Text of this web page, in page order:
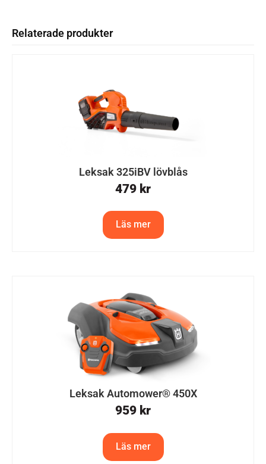
Relaterade produkter
Leksak 325iBV lövblås
479 kr
Läs mer
Leksak Automower® 450X
959 kr
Läs mer